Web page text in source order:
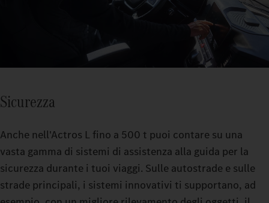
Sicurezza
Anche nell'Actros L fino a 500 t puoi contare su una
vasta gamma di sistemi di assistenza alla guida per la
sicurezza durante i tuoi viaggi. Sulle autostrade e sulle
strade principali, i sistemi innovativi ti supportano, ad